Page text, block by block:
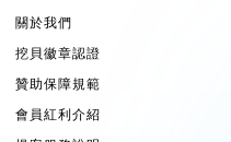
picupi=pick your pick，由
關於我們
挖貝徽章認證
贊助保障規範
會員紅利介紹